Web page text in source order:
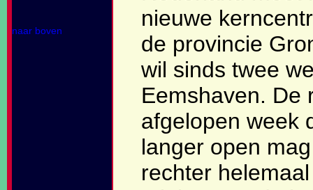
naar boven
nieuwe
de provincie
wil sinds twee
Eemshaven. De
afgelopen week
langer open
rechter